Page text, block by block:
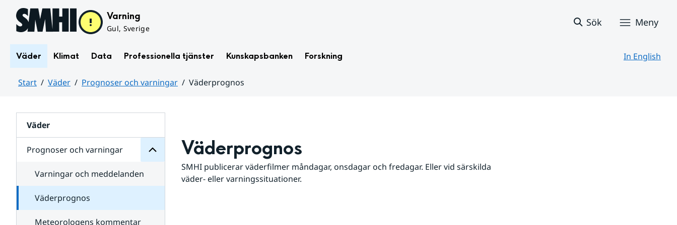
Hoppa till sidans innehåll Varning
Gul, Sverige
Sök Meny
Väder Klimat Data Professionella tjänster Kunskapsbanken Forskning In English
Start Väder Prognoser och varningar
Väderprognos
Väder
Prognoser och varningar
för
varningar
Varningar och meddelanden
Väderprognos
Meteorologens kommentar
Väderprognos
SMHI publicerar väderfilmer måndagar, onsdagar och fredagar. Eller vid särskilda
väder- eller varningssituationer.